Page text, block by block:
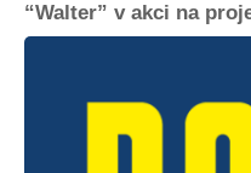
“Walter” v akci na